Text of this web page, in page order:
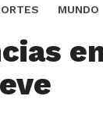
MUNDO
medio